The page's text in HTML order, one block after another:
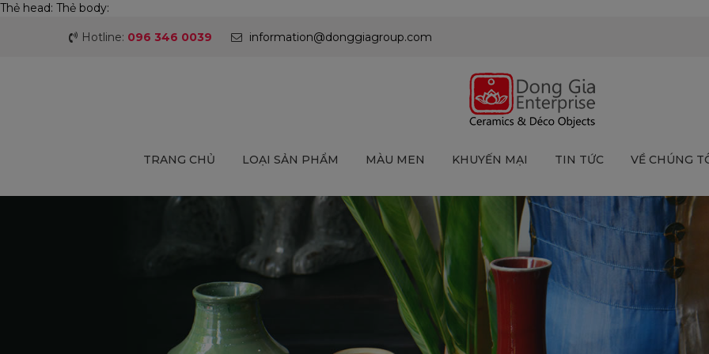
Thẻ head: Thẻ body:
Hotline: 096 346 0039 information@donggiagroup.com
TRANG CHỦ LOẠI SẢN PHẨM MÀU MEN KHUYẾN MẠI TIN TỨC VỀ CHÚNG